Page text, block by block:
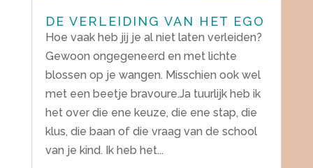
DE VERLEIDING VAN HET EGO
Hoe vaak heb jij je al niet laten verleiden?
Gewoon ongegeneerd en met lichte
blossen op je wangen. Misschien ook wel
met een beetje bravoure.Ja tuurlijk heb ik
het over die ene keuze, die ene stap, die
klus, die baan of die vraag van de school
van je kind. Ik heb het...